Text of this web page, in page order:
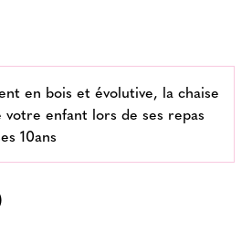
en bois et évolutive, la chaise
votre enfant lors de ses repas
10ans